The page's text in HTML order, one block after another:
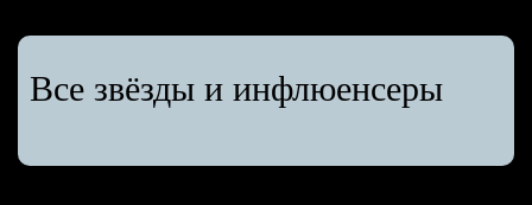
Все звёзды и инфлюенсеры